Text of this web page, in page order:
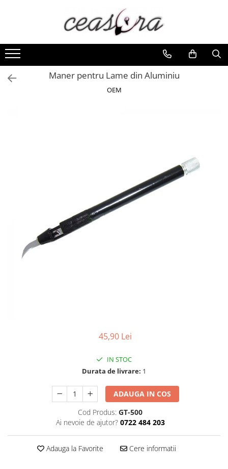
Toate Produsele
Baterii
AA, AAA, 9V
Accesorii baterii
Ceasuri Police
Ceasuri Q&Q
Ceasuri Q&Q Attractive
Curele Ceasuri
Curele Apple Watch
Curele Casio
Maner pentru Lame din Aluminiu
OEM
45,90 Lei
IN STOC
Durata de livrare: 1
ADAUGA IN COS
Cod Produs: GT-500
Ai nevoie de ajutor? 0722 484 203
Adauga la Favorite Cere informatii